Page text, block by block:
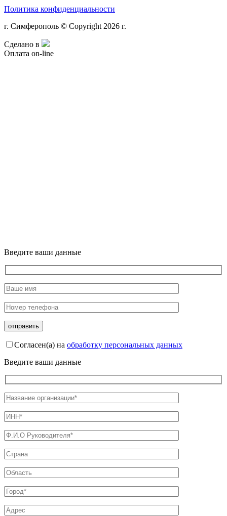
Политика конфиденциальности
г. Симферополь © Copyright 2026 г.
Сделано в
Оплата on-line
Введите ваши данные
Согласен(а) на обработку персональных данных
Введите ваши данные